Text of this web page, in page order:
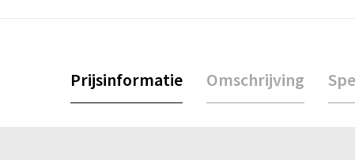
Prijsinformatie Omschrijving